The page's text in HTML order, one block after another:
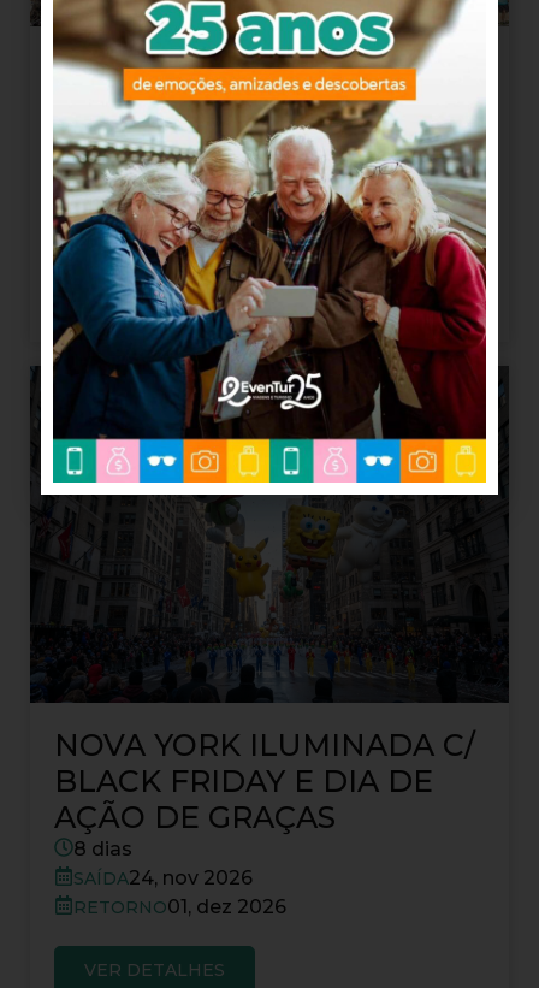
BETO CARRERO WORLD +
BALNEÁRIO CAMBORIÚ –
SC
3 dias
SAÍDA30, out 2026
RETORNO01, nov 2026
VER DETALHES
NOVA YORK ILUMINADA C/
BLACK FRIDAY E DIA DE
AÇÃO DE GRAÇAS
8 dias
SAÍDA24, nov 2026
RETORNO01, dez 2026
VER DETALHES